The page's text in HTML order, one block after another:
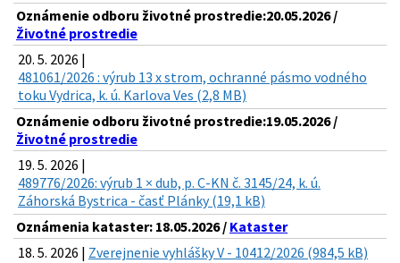
Oznámenie odboru životné prostredie:20.05.2026 /
Životné prostredie
20. 5. 2026 |
481061/2026 : výrub 13 x strom, ochranné pásmo vodného
toku Vydrica, k. ú. Karlova Ves (2,8 MB)
Oznámenie odboru životné prostredie:19.05.2026 /
Životné prostredie
19. 5. 2026 |
489776/2026: výrub 1 × dub, p. C-KN č. 3145/24, k. ú.
Záhorská Bystrica - časť Plánky (19,1 kB)
Oznámenia kataster: 18.05.2026 / Kataster
18. 5. 2026 | Zverejnenie vyhlášky V - 10412/2026 (984,5 kB)